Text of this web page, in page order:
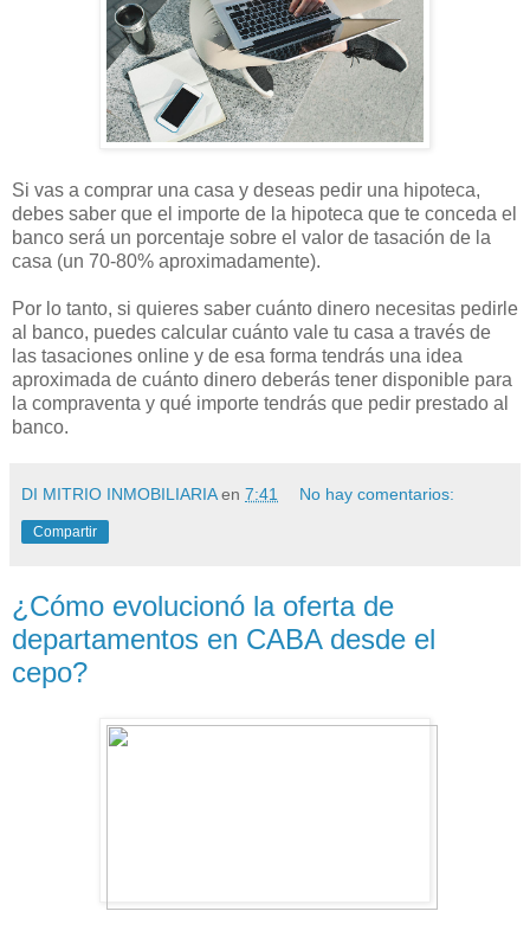
Si vas a comprar una casa y deseas pedir una hipoteca,
debes saber que el importe de la hipoteca que te conceda el
banco será un porcentaje sobre el valor de tasación de la
casa (un 70-80% aproximadamente).
Por lo tanto, si quieres saber cuánto dinero necesitas pedirle
al banco, puedes calcular cuánto vale tu casa a través de
las tasaciones online y de esa forma tendrás una idea
aproximada de cuánto dinero deberás tener disponible para
la compraventa y qué importe tendrás que pedir prestado al
banco.
DI MITRIO INMOBILIARIA en 7:41 No hay comentarios:
Compartir
¿Cómo evolucionó la oferta de
departamentos en CABA desde el
cepo?